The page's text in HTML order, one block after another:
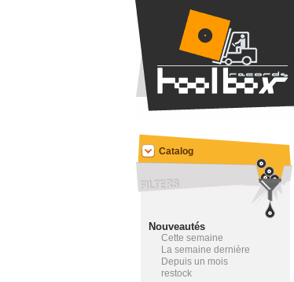
Catalog
Nouveautés
Cette semaine
La semaine dernière
Depuis un mois
restock